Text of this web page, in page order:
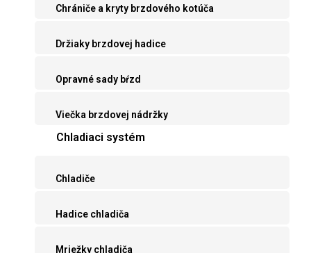
Chrániče a kryty brzdového kotúča
Držiaky brzdovej hadice
Opravné sady bŕzd
Viečka brzdovej nádržky
Chladiaci systém
Chladiče
Hadice chladiča
Mriežky chladiča